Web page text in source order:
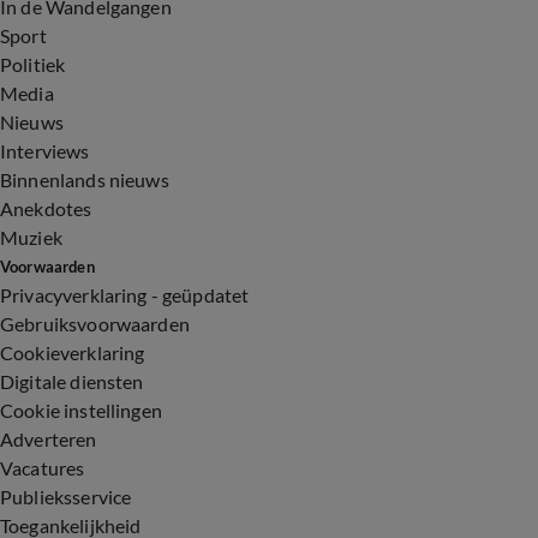
In de Wandelgangen
Sport
Politiek
Media
Nieuws
Interviews
Binnenlands nieuws
Anekdotes
Muziek
Voorwaarden
Privacyverklaring - geüpdatet
Gebruiksvoorwaarden
Cookieverklaring
Digitale diensten
Cookie instellingen
Adverteren
Vacatures
Publieksservice
Toegankelijkheid